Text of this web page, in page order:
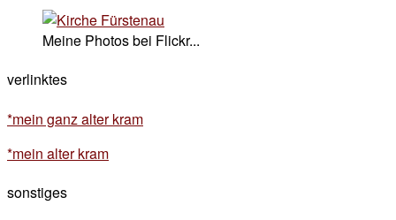
Meine Photos bei Flickr...
verlinktes
*mein ganz alter kram
*mein alter kram
sonstiges